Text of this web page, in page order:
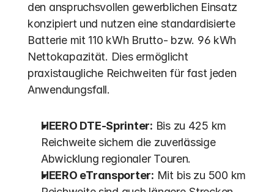
den anspruchsvollen gewerblichen Einsatz
konzipiert und nutzen eine standardisierte
Batterie mit 110 kWh Brutto- bzw. 96 kWh
Nettokapazität. Dies ermöglicht
praxistaugliche Reichweiten für fast jeden
Anwendungsfall.
HEERO DTE-Sprinter: Bis zu 425 km
Reichweite sichern die zuverlässige
Abwicklung regionaler Touren.
HEERO eTransporter: Mit bis zu 500 km